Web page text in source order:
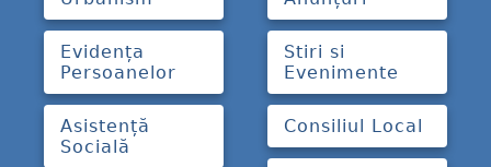
Evidența
Persoanelor
Asistență
Socială
Stiri si
Evenimente
Consiliul Local